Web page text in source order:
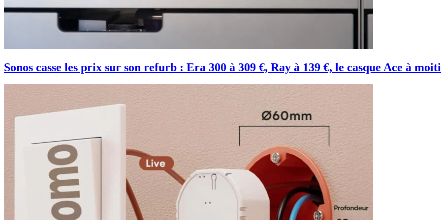
Sonos casse les prix sur son refurb : Era 300 à 309 €, Ray à 139 €, le casque Ace à